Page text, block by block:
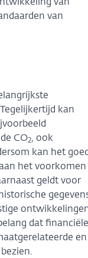
van
van
kan
CO2, ook
kan het
het voorkomen
geldt voor
dat financiële
en